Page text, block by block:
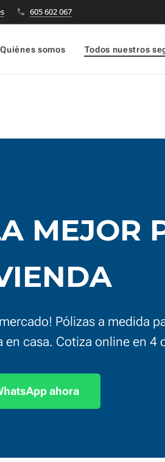
605 602 067
Quiénes somos Todos nuestros
MEJOR
Pólizas a medida
casa. Cotiza online en 4
ahora